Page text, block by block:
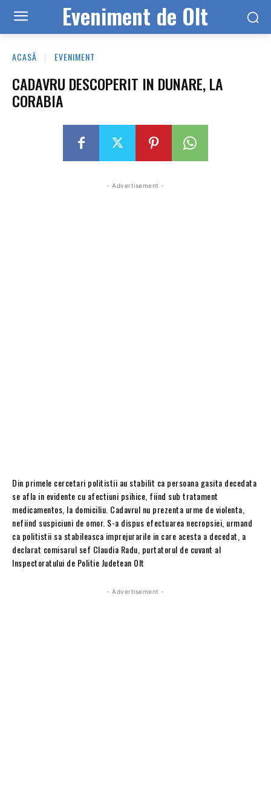
Eveniment de Olt
ACASĂ EVENIMENT
CADAVRU DESCOPERIT IN DUNARE, LA
CORABIA
- Advertisement -
Din primele cercetari politistii au stabilit ca persoana gasita decedata
se afla in evidente cu afectiuni psihice, fiind sub tratament
medicamentos, la domiciliu. Cadavrul nu prezenta urme de violenta,
nefiind suspiciuni de omor. S-a dispus efectuarea necropsiei, urmand
ca politistii sa stabileasca imprejurarile in care acesta a decedat, a
declarat comisarul sef Claudia Radu, purtatorul de cuvant al
Inspectoratului de Politie Judetean Olt
- Advertisement -